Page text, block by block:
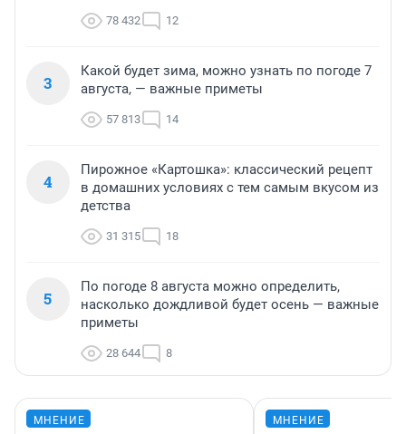
78 432 12
3
Какой будет зима, можно узнать по погоде 7
августа, — важные приметы
57 813 14
4
Пирожное «Картошка»: классический рецепт
в домашних условиях с тем самым вкусом из
детства
31 315 18
5
По погоде 8 августа можно определить,
насколько дождливой будет осень — важные
приметы
28 644 8
МНЕНИЕ МНЕНИЕ